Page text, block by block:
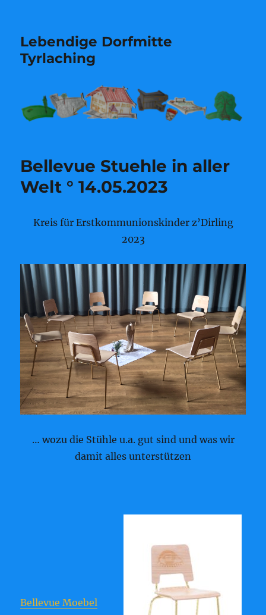
Lebendige Dorfmitte
Tyrlaching
Bellevue Stuehle in aller
Welt ° 14.05.2023
Kreis für Erstkommunionskinder z’Dirling
2023
… wozu die Stühle u.a. gut sind und was wir
damit alles unterstützen
Bellevue Moebel